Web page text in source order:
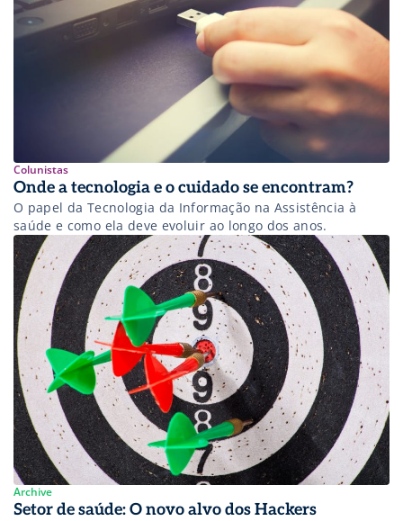
Colunistas
Onde a tecnologia e o cuidado se encontram?
O papel da Tecnologia da Informação na Assistência à
saúde e como ela deve evoluir ao longo dos anos.
Archive
Setor de saúde: O novo alvo dos Hackers